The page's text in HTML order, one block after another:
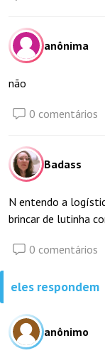
anônima
não
0 comentários
Badass
N entendo a
brincar de lutinha
0 comentários
eles respondem
anônimo